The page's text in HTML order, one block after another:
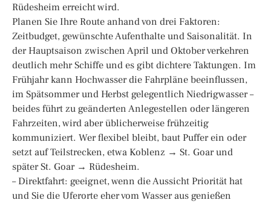
Rüdesheim erreicht wird.
Planen Sie Ihre Route anhand von drei Faktoren:
Zeitbudget, gewünschte Aufenthalte und Saisonalität. In
der Hauptsaison zwischen April und Oktober verkehren
deutlich mehr Schiffe und es gibt dichtere Taktungen. Im
Frühjahr kann Hochwasser die Fahrpläne beeinflussen,
im Spätsommer und Herbst gelegentlich Niedrigwasser –
beides führt zu geänderten Anlegestellen oder längeren
Fahrzeiten, wird aber üblicherweise frühzeitig
kommuniziert. Wer flexibel bleibt, baut Puffer ein oder
setzt auf Teilstrecken, etwa Koblenz → St. Goar und
später St. Goar → Rüdesheim.
– Direktfahrt: geeignet, wenn die Aussicht Priorität hat
und Sie die Uferorte eher vom Wasser aus genießen